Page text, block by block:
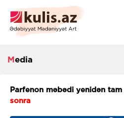
Media
Parfenon məbədi yenidən
sonra